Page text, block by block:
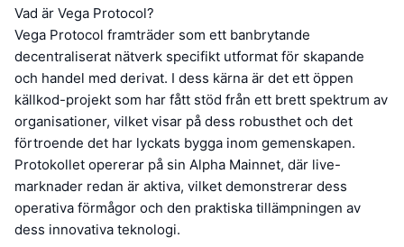
Vad är Vega Protocol?
Vega Protocol framträder som ett banbrytande
decentraliserat nätverk specifikt utformat för skapande
och handel med derivat. I dess kärna är det ett öppen
källkod-projekt som har fått stöd från ett brett spektrum av
organisationer, vilket visar på dess robusthet och det
förtroende det har lyckats bygga inom gemenskapen.
Protokollet opererar på sin Alpha Mainnet, där live-
marknader redan är aktiva, vilket demonstrerar dess
operativa förmågor och den praktiska tillämpningen av
dess innovativa teknologi.